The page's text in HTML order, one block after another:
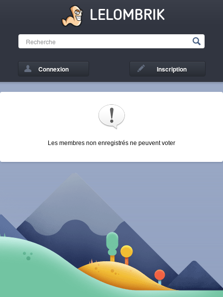
LELOMBRIK
Connexion Inscription
Les membres non enregistrés ne peuvent voter